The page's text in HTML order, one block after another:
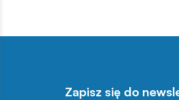
Zapisz się do